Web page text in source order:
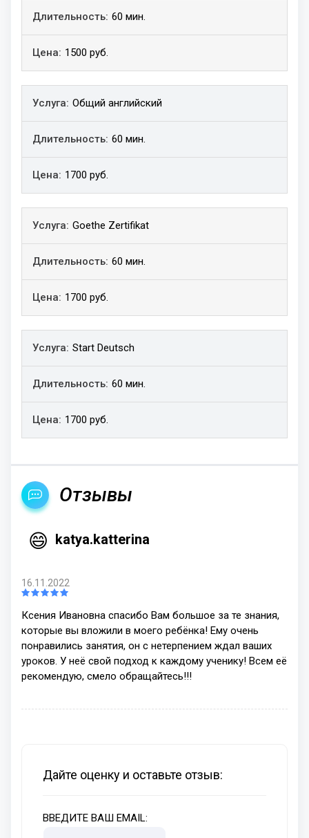
60 мин.
1500 руб.
Общий английский
60 мин.
1700 руб.
Goethe Zertifikat
60 мин.
1700 руб.
Start Deutsch
60 мин.
1700 руб.
Отзывы
😄 katya.katterina
16.11.2022
Ксения Ивановна спасибо Вам большое за те знания,
которые вы вложили в моего ребёнка! Ему очень
понравились занятия, он с нетерпением ждал ваших
уроков. У неё свой подход к каждому ученику! Всем её
рекомендую, смело обращайтесь!!!
Дайте оценку и оставьте отзыв:
ВВЕДИТЕ ВАШ EMAIL: